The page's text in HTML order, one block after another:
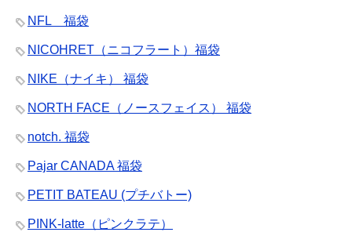
NFL 福袋
NICOHRET（ニコフラート）福袋
NIKE（ナイキ） 福袋
NORTH FACE（ノースフェイス） 福袋
notch. 福袋
Pajar CANADA 福袋
PETIT BATEAU (プチバトー)
PINK-latte（ピンクラテ）